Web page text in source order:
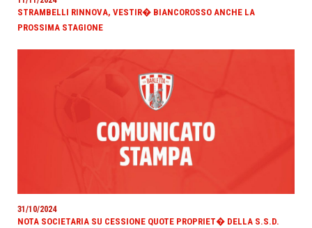
STRAMBELLI RINNOVA, VESTIR� BIANCOROSSO ANCHE LA
PROSSIMA STAGIONE
31/10/2024
NOTA SOCIETARIA SU CESSIONE QUOTE PROPRIET� DELLA S.S.D.